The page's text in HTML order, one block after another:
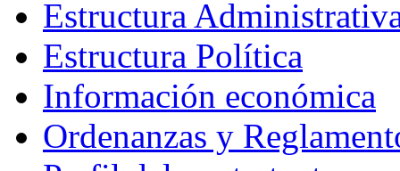
Estructura
Estructura Política
Información económica
Ordenanzas y